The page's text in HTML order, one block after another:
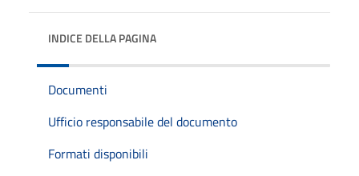
INDICE DELLA PAGINA
Documenti
Ufficio responsabile del documento
Formati disponibili